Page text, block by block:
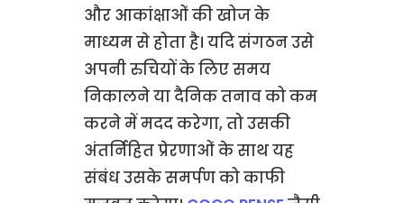
और आकांक्षाओं की खोज के
माध्यम से होता है। यदि संगठन उसे
अपनी रुचियों के लिए समय
निकालने या दैनिक तनाव को कम
करने में मदद करेगा, तो उसकी
अंतर्निहित प्रेरणाओं के साथ यह
संबंध उसके समर्पण को काफी